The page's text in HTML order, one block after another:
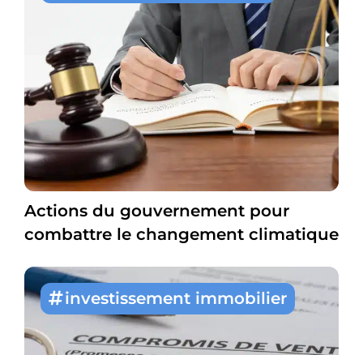
Actions du gouvernement pour
combattre le changement climatique
investissement immobilier